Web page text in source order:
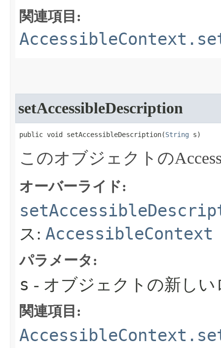
関連項目:
setAccessibleDescription
public void setAccessibleDescription​(String s)
このオブジェクトの
オーバーライド:
ス: AccessibleContext
パラメータ:
s - オブジェクトの新し
関連項目: